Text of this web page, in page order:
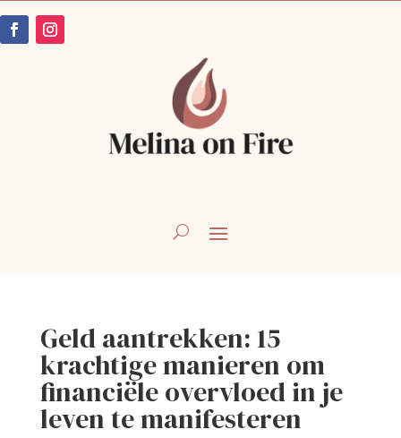
Geld aantrekken: 15
krachtige manieren om
financiële overvloed in je
leven te manifesteren